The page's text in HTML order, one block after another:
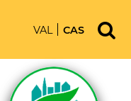
VAL CAS